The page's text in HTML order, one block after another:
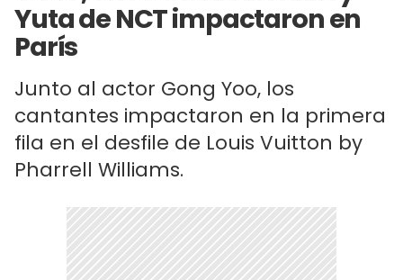
Yuta de NCT impactaron en
París
Junto al actor Gong Yoo, los
cantantes impactaron en la primera
fila en el desfile de Louis Vuitton by
Pharrell Williams.